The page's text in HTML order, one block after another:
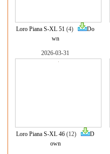
Loro Piana S-XL 51 (4)
Do
wn
2026-03-31
Loro Piana S-XL 46 (12)
D
own